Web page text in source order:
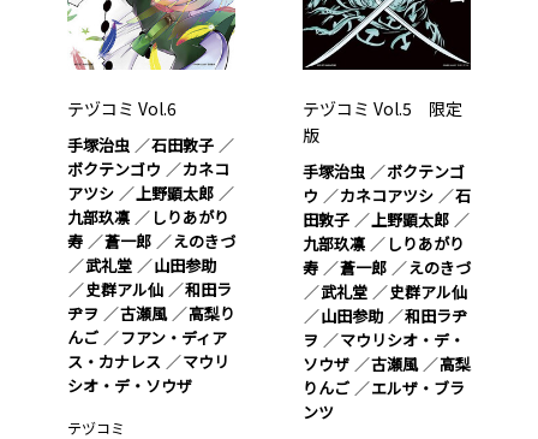
テヅコミ Vol.6
手塚治虫
石田敦子
ボクテンゴウ
カネコ
アツシ
上野顕太郎
九部玖凛
しりあがり
寿
蒼一郎
えのきづ
武礼堂
山田参助
史群アル仙
和田ラ
ヂヲ
古瀬風
高梨り
んご
フアン・ディア
ス・カナレス
マウリ
シオ・デ・ソウザ
テヅコミ
テヅコミ Vol.5 限定
版
手塚治虫
ボクテンゴ
ウ
カネコアツシ
石
田敦子
上野顕太郎
九部玖凛
しりあがり
寿
蒼一郎
えのきづ
武礼堂
史群アル仙
山田参助
和田ラヂ
ヲ
マウリシオ・デ・
ソウザ
古瀬風
高梨
りんご
エルザ・ブラ
ンツ